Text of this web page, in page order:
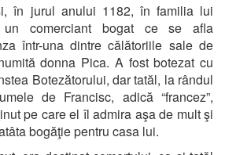
în jurul anului 1182, în familia lui
un comerciant bogat ce se afla
într-una dintre călătoriile sale de
donna Pica. A fost botezat cu
Botezătorului, dar tatăl, la rândul
de Francisc, adică “francez”,
pe care el îl admira aşa de mult şi
bogăţie pentru casa lui.